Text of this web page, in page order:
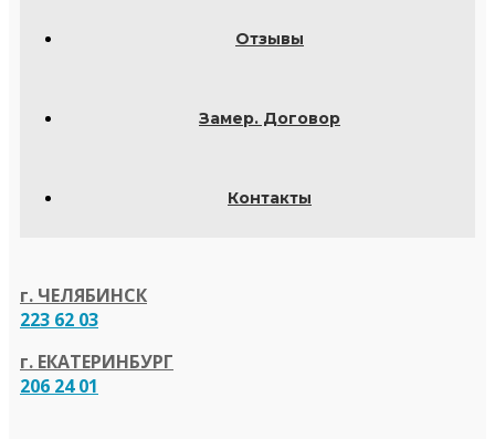
Отзывы
Замер. Договор
Контакты
г. ЧЕЛЯБИНСК
223 62 03
г. ЕКАТЕРИНБУРГ
206 24 01